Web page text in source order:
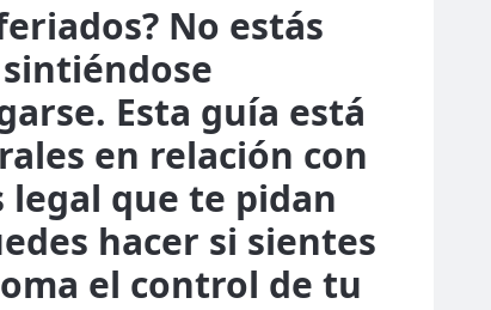
No estás
Esta guía está
en relación con
legal que te pidan
hacer si sientes
el control de tu